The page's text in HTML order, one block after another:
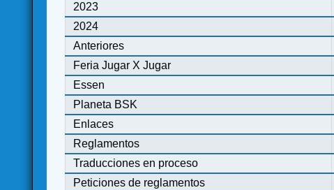
2023
2024
Anteriores
Feria Jugar X Jugar
Essen
Planeta BSK
Enlaces
Reglamentos
Traducciones en proceso
Peticiones de reglamentos